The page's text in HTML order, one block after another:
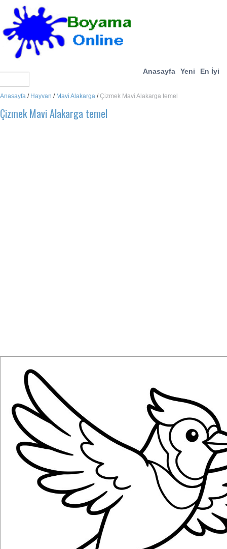
Anasayfa Yeni En İyi
Anasayfa / Hayvan / Mavi Alakarga /Çizmek Mavi Alakarga temel
Çizmek Mavi Alakarga temel